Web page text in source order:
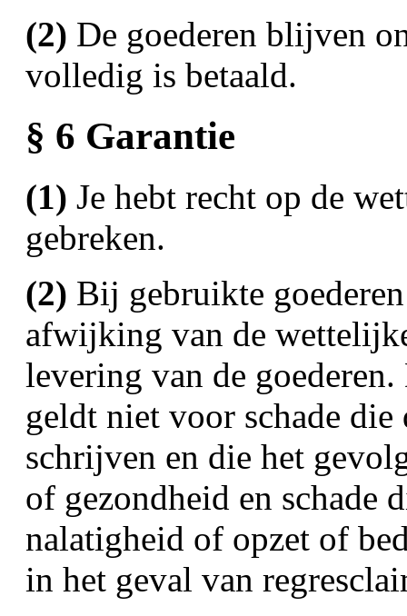
(2) De goederen blijven
volledig is betaald.
§ 6 Garantie
(1) Je hebt recht op de
gebreken.
(2) Bij gebruikte
afwijking van de
levering van de
geldt niet voor schade
schrijven en die het
of gezondheid en schade
nalatigheid of opzet of
in het geval van